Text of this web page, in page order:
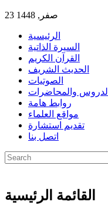
23 صفر, 1448
الرئيسية
السيرة الذاتية
القرآن الكريم
الحديث الشريف
الصوتيات
الدروس والمحاضرات
روابط هامة
مواقع العلماء
تقديم استشارة
اتصل بنا
القائمة الرئيسية